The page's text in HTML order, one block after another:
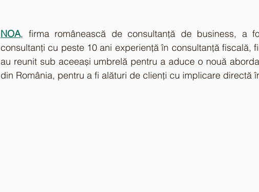
NOA, firma românească de consultanță de business, a
consultanți cu peste 10 ani experiență în consultanță fiscală,
au reunit sub aceeași umbrelă pentru a aduce o nouă
din România, pentru a fi alături de clienți cu implicare directă